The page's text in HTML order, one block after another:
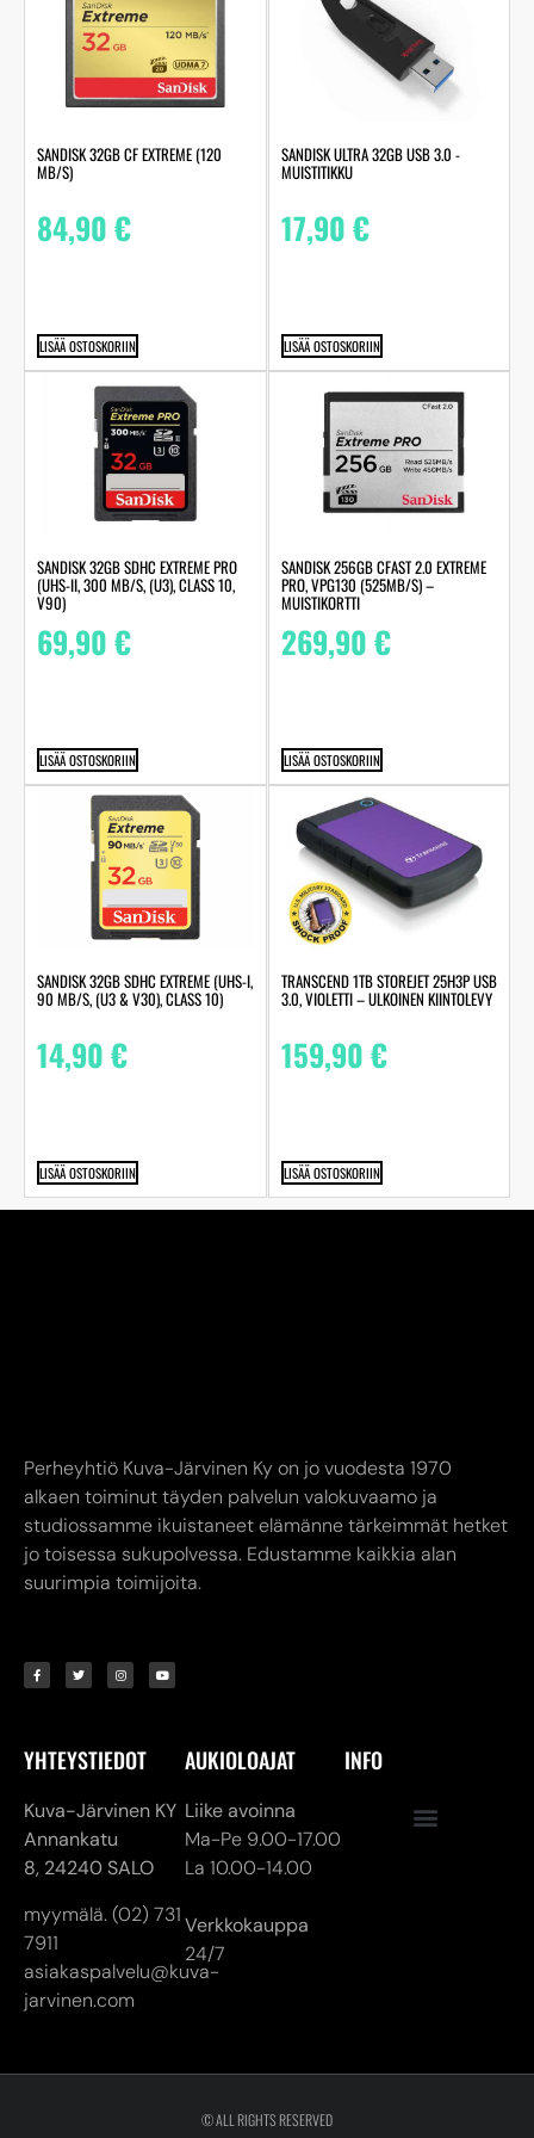
SANDISK 32GB CF EXTREME (120
MB/S)
84,90€
LISÄÄ OSTOSKORIIN
SANDISK ULTRA 32GB USB 3.0 -
MUISTITIKKU
17,90€
LISÄÄ OSTOSKORIIN
SANDISK 32GB SDHC EXTREME PRO
(UHS-II, 300 MB/S, (U3), CLASS 10,
V90)
69,90€
LISÄÄ OSTOSKORIIN
SANDISK 256GB CFAST 2.0 EXTREME
PRO, VPG130 (525MB/S) –
MUISTIKORTTI
269,90€
LISÄÄ OSTOSKORIIN
SANDISK 32GB SDHC EXTREME (UHS-I,
90 MB/S, (U3 & V30), CLASS 10)
14,90€
LISÄÄ OSTOSKORIIN
TRANSCEND 1TB STOREJET 25H3P USB
3.0, VIOLETTI – ULKOINEN KIINTOLEVY
159,90€
LISÄÄ OSTOSKORIIN
Perheyhtiö Kuva-Järvinen Ky on jo vuodesta 1970
alkaen toiminut täyden palvelun valokuvaamo ja
studiossamme ikuistaneet elämänne tärkeimmät hetket
jo toisessa sukupolvessa. Edustamme kaikkia alan
suurimpia toimijoita.
YHTEYSTIEDOT
Kuva-Järvinen KY
Annankatu
8, 24240 SALO
myymälä. (02) 731
7911
asiakaspalvelu@kuva-
jarvinen.com
AUKIOLOAJAT
Liike avoinna
Ma-Pe 9.00-17.00
La 10.00-14.00
Verkkokauppa
24/7
INFO
© ALL RIGHTS RESERVED